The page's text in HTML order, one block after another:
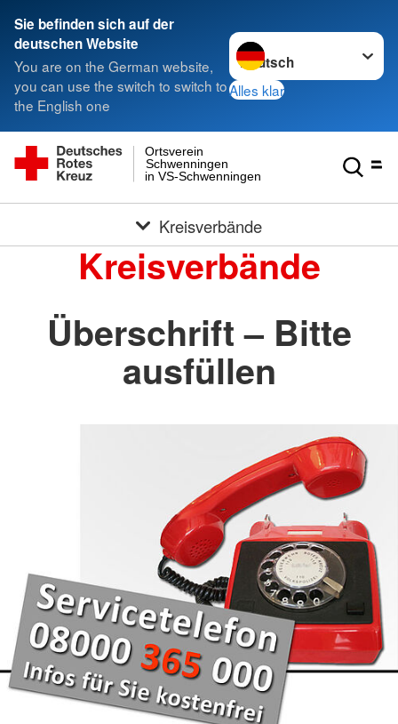
Sie befinden sich auf der
deutschen Website
You are on the German website,
you can use the switch to switch to
the English one
Sprache wechseln zu
Alles klar
in VS-Schwenningen
Schwenningen
Ortsverein
Kreisverbände
Kreisverbände
Überschrift – Bitte
ausfüllen